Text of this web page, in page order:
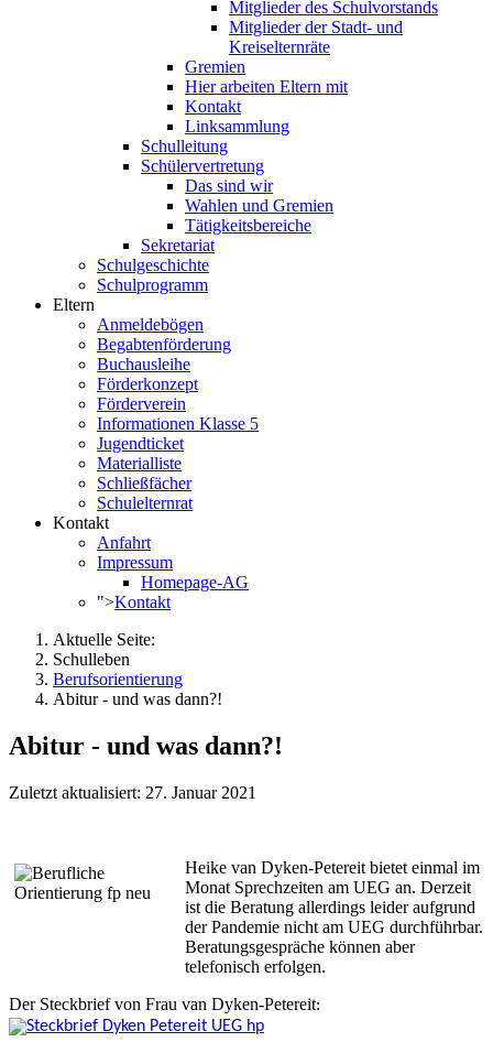
Mitglieder des Schulvorstands
Mitglieder der Stadt- und
Kreiselternräte
Gremien
Hier arbeiten Eltern mit
Kontakt
Linksammlung
Schulleitung
Schülervertretung
Das sind wir
Wahlen und Gremien
Tätigkeitsbereiche
Sekretariat
Schulgeschichte
Schulprogramm
Eltern
Anmeldebögen
Begabtenförderung
Buchausleihe
Förderkonzept
Förderverein
Informationen Klasse 5
Jugendticket
Materialliste
Schließfächer
Schulelternrat
Kontakt
Anfahrt
Impressum
Homepage-AG
">Kontakt
Aktuelle Seite:
Schulleben
Berufsorientierung
Abitur - und was dann?!
Abitur - und was dann?!
Zuletzt aktualisiert: 27. Januar 2021
Heike van Dyken-Petereit bietet einmal im
Monat Sprechzeiten am UEG an. Derzeit
ist die Beratung allerdings leider aufgrund
der Pandemie nicht am UEG durchführbar.
Beratungsgespräche können aber
telefonisch erfolgen.
Der Steckbrief von Frau van Dyken-Petereit: